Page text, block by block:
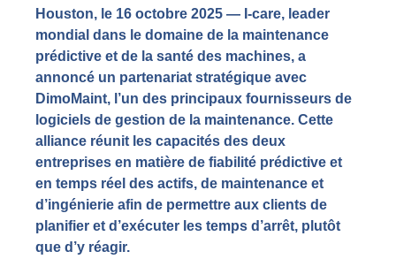
Houston, le 16 octobre 2025 — I-care, leader
mondial dans le domaine de la maintenance
prédictive et de la santé des machines, a
annoncé un partenariat stratégique avec
DimoMaint, l’un des principaux fournisseurs de
logiciels de gestion de la maintenance. Cette
alliance réunit les capacités des deux
entreprises en matière de fiabilité prédictive et
en temps réel des actifs, de maintenance et
d’ingénierie afin de permettre aux clients de
planifier et d’exécuter les temps d’arrêt, plutôt
que d’y réagir.